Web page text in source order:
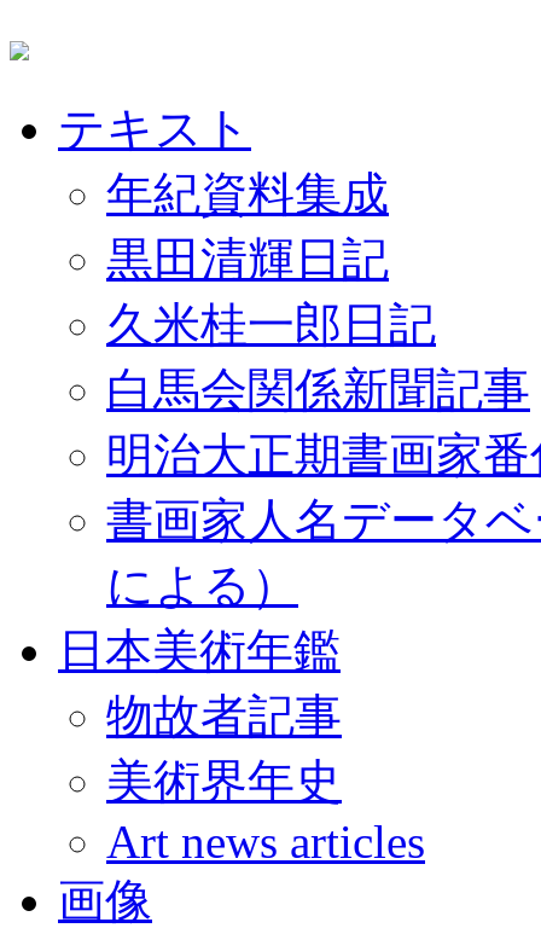
テキスト
年紀資料集成
黒田清輝日記
久米桂一郎日記
白馬会関係新聞記事
明治大正期書画家
書画家人名データ
による）
日本美術年鑑
物故者記事
美術界年史
Art news articles
画像